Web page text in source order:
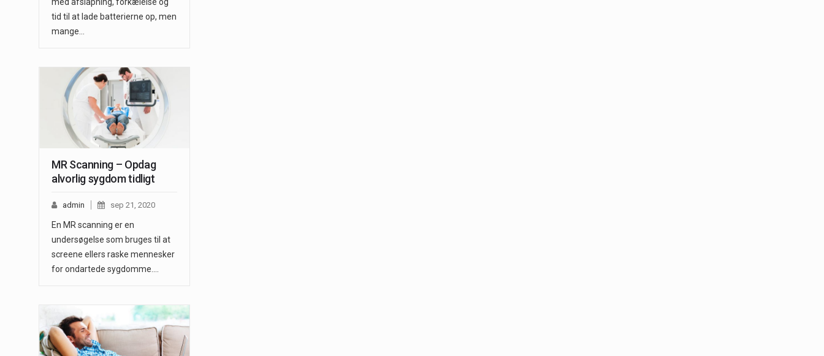
tid til at lade batterierne op, men
mange…
MR Scanning – Opdag
alvorlig sygdom tidligt
admin sep 21, 2020
En MR scanning er en
undersøgelse som bruges til at
screene ellers raske mennesker
for ondartede sygdomme.…